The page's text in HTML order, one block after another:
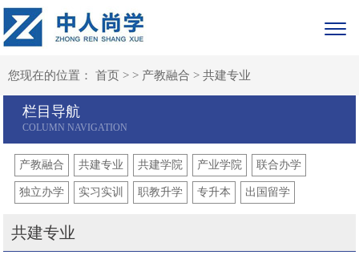
您现在的位置： 首页 > > 产教融合 > 共建专业
栏目导航
产教融合 共建专业 共建学院 产业学院 联合办学
独立办学 实习实训 职教升学 专升本 出国留学
共建专业